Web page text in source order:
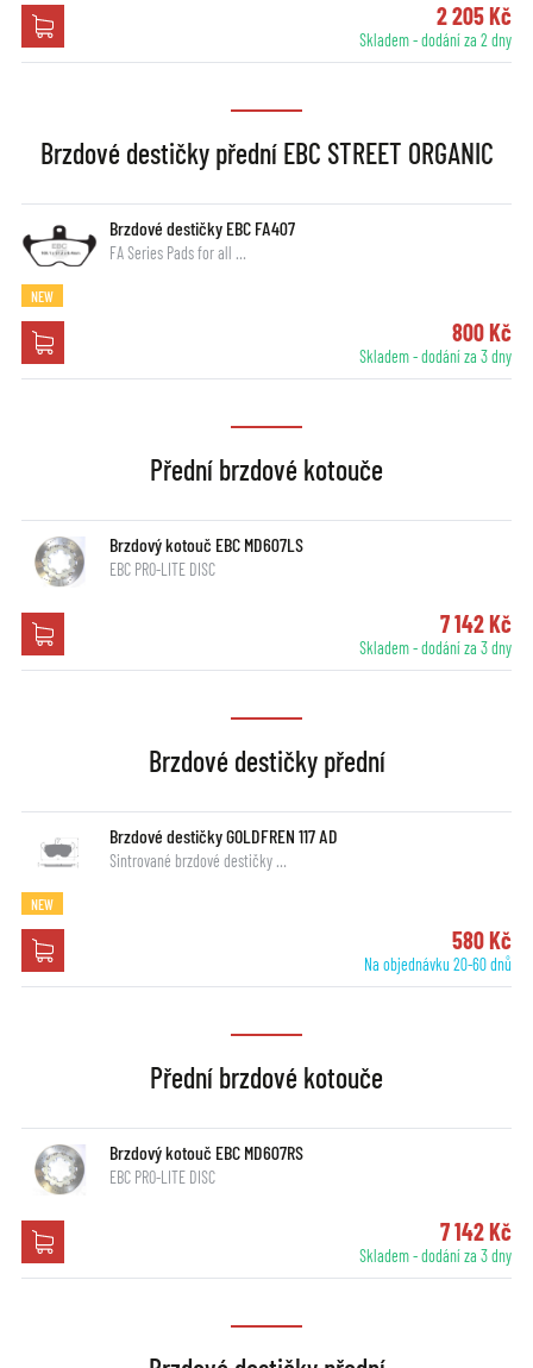
2 205 Kč
Skladem - dodání za 2 dny
Brzdové destičky přední EBC STREET ORGANIC
Brzdové destičky EBC FA407
FA Series Pads for all …
NEW
800 Kč
Skladem - dodání za 3 dny
Přední brzdové kotouče
Brzdový kotouč EBC MD607LS
EBC PRO-LITE DISC
7 142 Kč
Skladem - dodání za 3 dny
Brzdové destičky přední
Brzdové destičky GOLDFREN 117 AD
Sintrované brzdové destičky …
NEW
580 Kč
Na objednávku 20-60 dnů
Přední brzdové kotouče
Brzdový kotouč EBC MD607RS
EBC PRO-LITE DISC
7 142 Kč
Skladem - dodání za 3 dny